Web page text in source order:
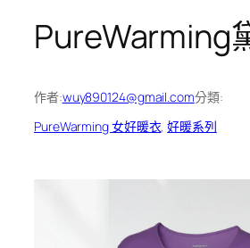
PureWarming
作者:wuy890124@gmail.com分類:
PureWarming 女好暖衣, 好暖系列